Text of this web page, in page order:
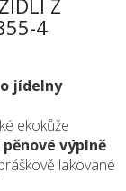
4
jídelny
ekokůže
výplně
lakované